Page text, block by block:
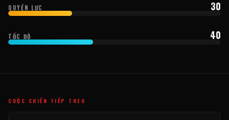
QUYỀN LỰC 30
TỐC ĐỘ 40
CUỘC CHIẾN TIẾP THEO